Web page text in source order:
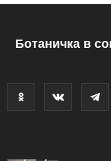
Ботаничка в